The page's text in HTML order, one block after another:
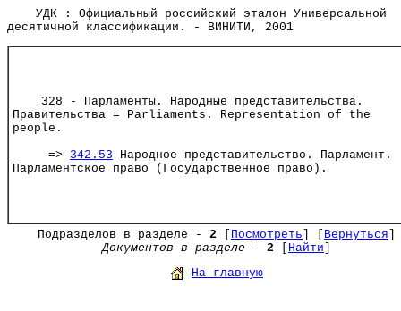
УДК : Официальный российский эталон Универсальной
десятичной классификации. - ВИНИТИ, 2001
328 - Парламенты. Народные представительства.
Правительства = Parliaments. Representation of the
people.
=> 342.53 Народное представительство. Парламент.
Парламентское право (Государственное право).
Подразделов в разделе - 2 Посмотреть Вернуться
Документов в разделе - 2 Найти
На главную